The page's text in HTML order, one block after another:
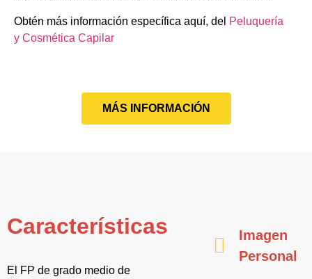
Obtén más información específica aquí, del Peluquería
y Cosmética Capilar
MÁS INFORMACIÓN
Características
El FP de grado medio de
Imagen
Personal